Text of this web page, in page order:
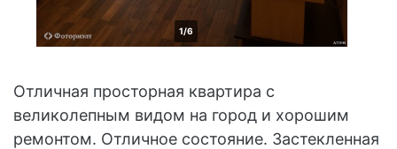
1/6
Отличная просторная квартира с
великолепным видом на город и хорошим
ремонтом. Отличное состояние. Застекленная